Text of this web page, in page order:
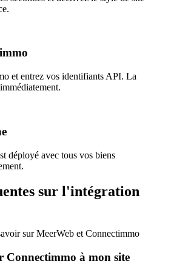
et entrez vos identifiants API. La
déployé avec tous vos biens
sur l'intégration
sur MeerWeb et Connectimmo
Connectimmo à mon site